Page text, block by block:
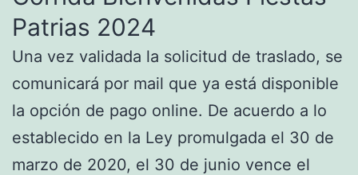
Patrias 2024
Una vez validada la solicitud de traslado, se
comunicará por mail que ya está disponible
la opción de pago online. De acuerdo a lo
establecido en la Ley promulgada el 30 de
marzo de 2020, el 30 de junio vence el